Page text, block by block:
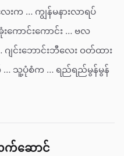
က … ကျွန်မနားလာရပ်
ောင်းကောင်း … ဗလ
ျင်းဘောင်းဘီလေး ဝတ်ထား
… သူ့ပုံစံက … ရည်ရည်မွန်မွန်
က်ဆောင်